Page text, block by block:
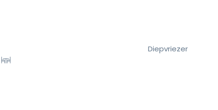
Diepvriezer